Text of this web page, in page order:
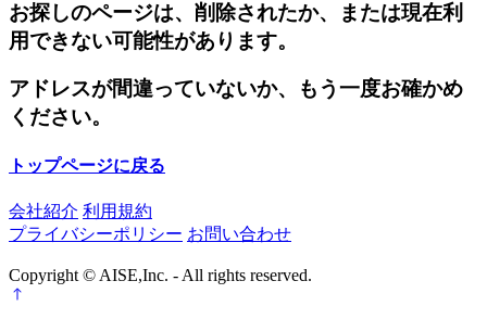
お探しのページは、削除されたか、または現在利
用できない可能性があります。
アドレスが間違っていないか、もう一度お確かめ
ください。
トップページに戻る
会社紹介 利用規約
プライバシーポリシー お問い合わせ
Copyright © AISE,Inc. - All rights reserved.